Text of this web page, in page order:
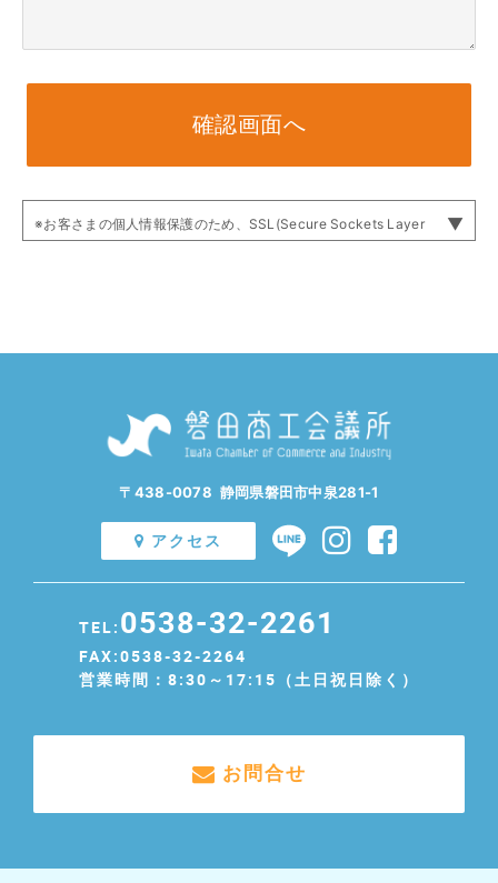
確認画面へ
※お客さまの個人情報保護のため、SSL(Secure Sockets Layer
※ SSL(Secure Sockets Layer protocol)とは？
ブラウザとウェブサーバの間でやり取りされる情報の漏洩を防ぐた
SSLを使用することで、お客さまの個人情報は暗号化されて送信さ
SSLを利用するには、ご利用のブラウザが128ビットSSLに対応し
ている必要があります。
〒438-0078 静岡県磐田市中泉281-1
アクセス
TEL: 0538-32-2261
FAX:0538-32-2264
営業時間：8:30～17:15（土日祝日除く）
お問合せ